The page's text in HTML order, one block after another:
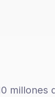
millones